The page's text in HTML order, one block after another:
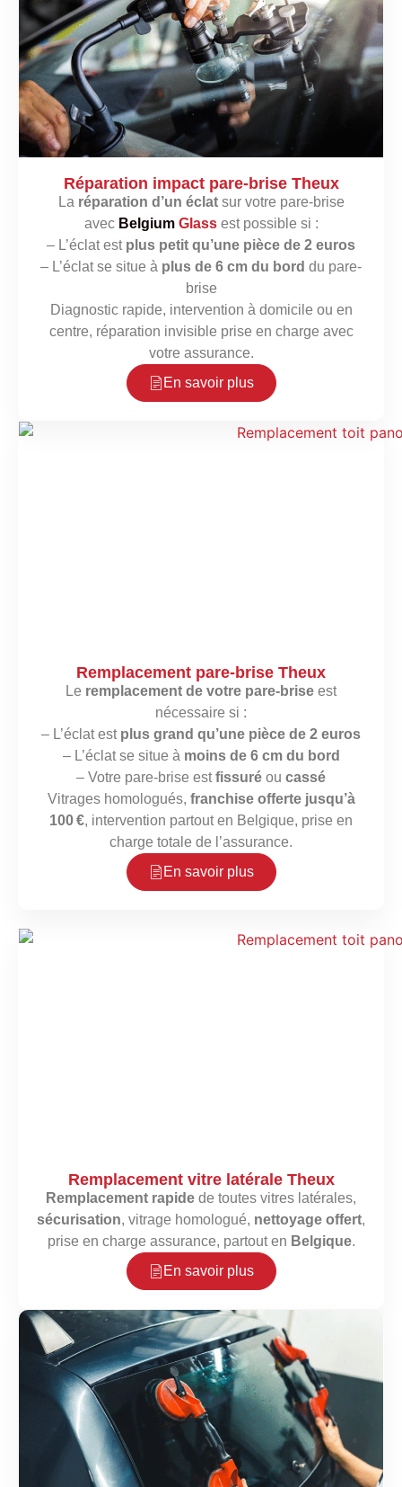
Réparation impact pare-brise Theux
La réparation d’un éclatsur votre pare-brise
avec Belgium Glass est possible si :
– L’éclat est plus petit qu’une pièce de 2 euros
– L’éclat se situe à plus de 6 cm du bord du pare-
brise
Diagnostic rapide, intervention à domicile ou en
centre, réparation invisible prise en charge avec
votre assurance.
En savoir plus
Remplacement pare-brise Theux
Le remplacement de votre pare-brise est
nécessaire si :
– L’éclat est plus grand qu’une pièce de 2 euros
– L’éclat se situe à moins de 6 cm du bord
– Votre pare-brise estfissuré ou cassé
Vitrages homologués, franchise offerte jusqu’à
100 €, intervention partout en Belgique, prise en
charge totale de l’assurance.
En savoir plus
Remplacement vitre latérale Theux
Remplacement rapide de toutes vitres latérales,
sécurisation, vitrage homologué, nettoyage offert,
prise en charge assurance, partout en Belgique.
En savoir plus